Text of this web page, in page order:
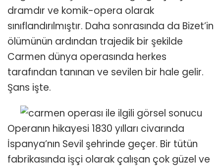
dramdır ve komik-opera olarak
sınıflandırılmıştır. Daha sonrasında da Bizet’in
ölümünün ardından trajedik bir şekilde
Carmen dünya operasında herkes
tarafından tanınan ve sevilen bir hale gelir.
Şans işte.
Operanın hikayesi 1830 yılları civarında
İspanya’nın Sevil şehrinde geçer. Bir tütün
fabrikasında işçi olarak çalışan çok güzel ve